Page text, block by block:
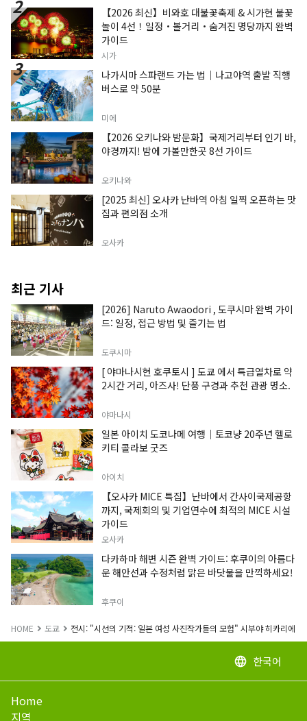
【2026 최신】비와호 대불꽃축제 & 시가현 불꽃
놀이 4선！일정・볼거리・숨겨진 명당까지 완벽
가이드
시가
나가시마 스파랜드 가는 법｜나고야역 출발 직행
버스로 약 50분
미에
【2026 오키나와 밤문화】국제거리부터 인기 바,
야경까지! 밤에 가볼만한곳 8선 가이드
오키나와
[2025 최신] 오사카 난바역 아침 일찍 오픈하는 맛
집과 편의점 소개
오사카
최근 기사
[2026] Naruto Awaodori , 도쿠시마 완벽 가이
드: 일정, 접근 방법 및 즐기는 법
도쿠시마
[ 야마나시현 호쿠토시 ] 도쿄 에서 특급열차로 약
2시간 거리, 아즈사! 단풍 구경과 추천 관광 명소.
야마나시
일본 아이치 도코나메 여행｜토코냥 20주년 헬로
키티 콜라보 굿즈
아이치
【오사카 MICE 특집】난바에서 간사이국제공항
까지, 국제회의 및 기업연수에 최적의 MICE 시설
가이드
오사카
다카하마 해변 시즌 완벽 가이드: 후쿠이의 아름다
운 해안선과 수정처럼 맑은 바닷물을 만끽하세요!
후쿠이
HOME 도쿄 전시: "시선의 기적: 일본 여성 사진작가들의 모험" 시부야 히카리에 홀
language 한국어
Home
지역